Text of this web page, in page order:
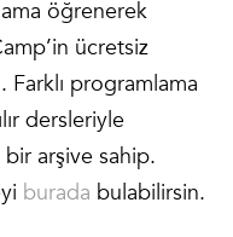
öğrenerek
ücretsiz
programlama
dersleriyle
arşive sahip.
burada bulabilirsin.